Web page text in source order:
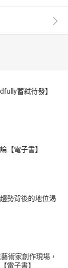
蓄弒待發】
【電子書】
勢背後的地位渴
術家創作現場，
電子書】